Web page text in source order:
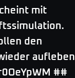
mit
den
aufleben
##